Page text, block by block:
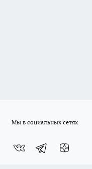
Мы в социальных сетях